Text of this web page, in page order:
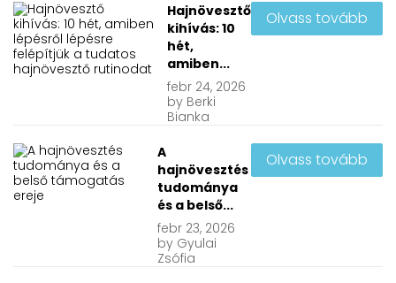
Hajnövesztő
kihívás: 10
hét,
amiben...
febr 24, 2026
by Berki
Bianka
Olvass tovább
A
hajnövesztés
tudománya
és a belső...
febr 23, 2026
by Gyulai
Zsófia
Olvass tovább